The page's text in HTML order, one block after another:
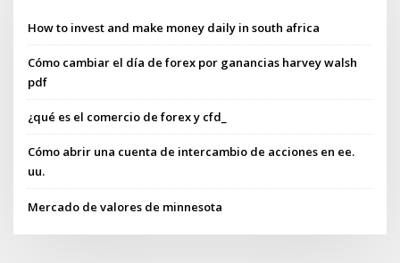
How to invest and make money daily in south africa
Cómo cambiar el día de forex por ganancias harvey walsh
pdf
¿qué es el comercio de forex y cfd_
Cómo abrir una cuenta de intercambio de acciones en ee.
uu.
Mercado de valores de minnesota